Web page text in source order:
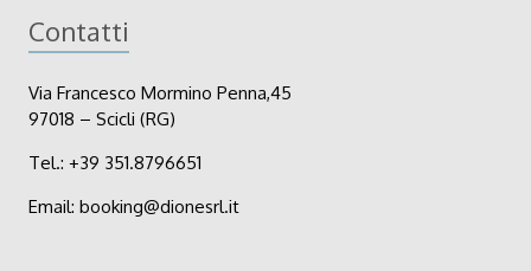
Contatti
Via Francesco Mormino Penna,45
97018 – Scicli (RG)
Tel.: +39 351.8796651
Email: booking@dionesrl.it